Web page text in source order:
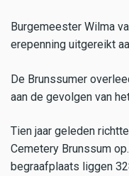
Burgemeester Wilma
erepenning uitgereikt
De Brunssumer
aan de gevolgen van
Tien jaar geleden
Cemetery Brunssum
begraafplaats liggen